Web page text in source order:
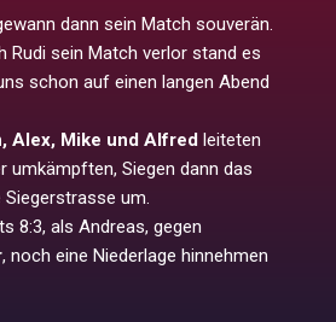
dann sein Match souverän.
Rudi sein Match verlor stand es
schon auf einen langen Abend
Alex, Mike und Alfred leiteten
umkämpften, Siegen dann das
um.
8:3, als Andreas, gegen
, noch eine Niederlage hinnehmen